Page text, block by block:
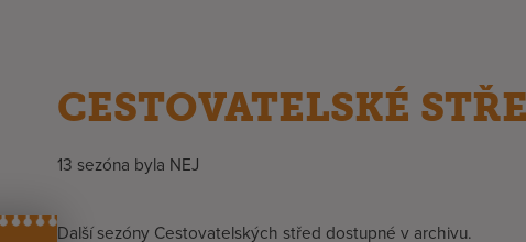
CESTOVATELSKÉ
13 sezóna byla NEJ
Další sezóny Cestovatelských střed dostupné v archivu.